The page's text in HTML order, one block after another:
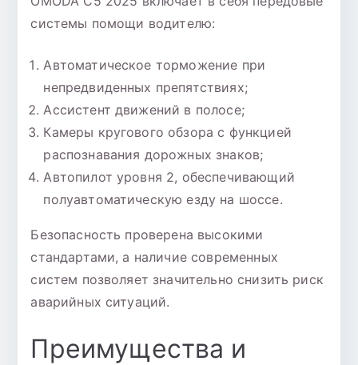
системы помощи водителю:
Автоматическое торможение при
непредвиденных препятствиях;
Ассистент движений в полосе;
Камеры кругового обзора с функцией
распознавания дорожных знаков;
Автопилот уровня 2, обеспечивающий
полуавтоматическую езду на шоссе.
Безопасность проверена высокими
стандартами, а наличие современных
систем позволяет значительно снизить риск
аварийных ситуаций.
Преимущества и